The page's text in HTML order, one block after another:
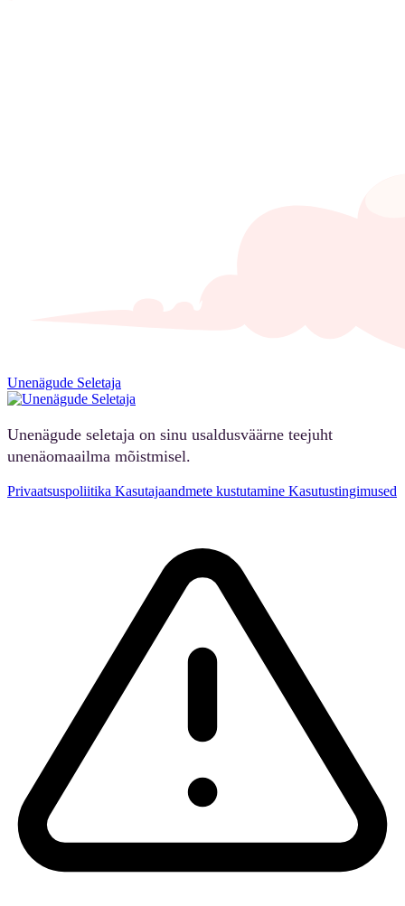
Unenägude Seletaja
Unenägude seletaja on sinu usaldusväärne teejuht
unenäomaailma mõistmisel.
Privaatsuspoliitika Kasutajaandmete kustutamine Kasutustingimused